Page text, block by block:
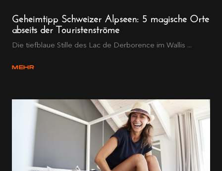
Geheimtipp Schweizer Alpseen: 5 magische Orte
abseits der Touristenströme
Die tiefblaue Stille des Lac de Derborence im Wallis ...
MEHR